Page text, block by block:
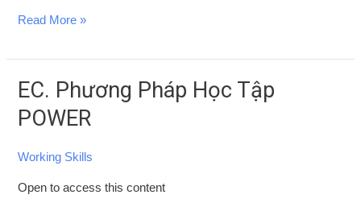
Hiệu
Quả
Read More »
EC. Phương Pháp Học Tập
POWER
Working Skills
Open to access this content
EC.
Phương
Pháp
Học
POWER